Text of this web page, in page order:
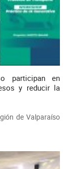
participan en
y reducir la
de Valparaíso